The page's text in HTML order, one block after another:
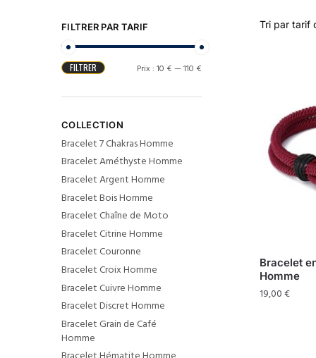
Bracelet
Homme
19,00€
FILTRER PAR TARIF
FILTRER Prix :10 €—110 €
COLLECTION
Bracelet 7 Chakras Homme
Bracelet Améthyste Homme
Bracelet Argent Homme
Bracelet Bois Homme
Bracelet Chaîne de Moto
Bracelet Citrine Homme
Bracelet Couronne
Bracelet Croix Homme
Bracelet Cuivre Homme
Bracelet Discret Homme
Bracelet Grain de Café
Homme